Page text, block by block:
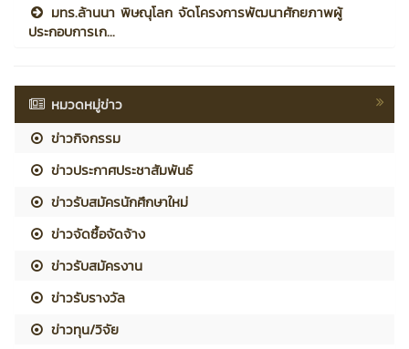
มทร.ล้านนา พิษณุโลก จัดโครงการพัฒนาศักยภาพผู้
ประกอบการเก...
หมวดหมู่ข่าว
ข่าวกิจกรรม
ข่าวประกาศประชาสัมพันธ์
ข่าวรับสมัครนักศึกษาใหม่
ข่าวจัดซื้อจัดจ้าง
ข่าวรับสมัครงาน
ข่าวรับรางวัล
ข่าวทุน/วิจัย